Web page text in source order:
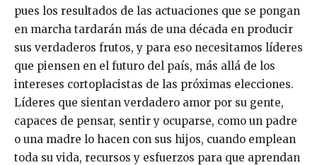
pues los resultados de las actuaciones que se pongan
en marcha tardarán más de una década en producir
sus verdaderos frutos, y para eso necesitamos líderes
que piensen en el futuro del país, más allá de los
intereses cortoplacistas de las próximas elecciones.
Líderes que sientan verdadero amor por su gente,
capaces de pensar, sentir y ocuparse, como un padre
o una madre lo hacen con sus hijos, cuando emplean
toda su vida, recursos y esfuerzos para que aprendan